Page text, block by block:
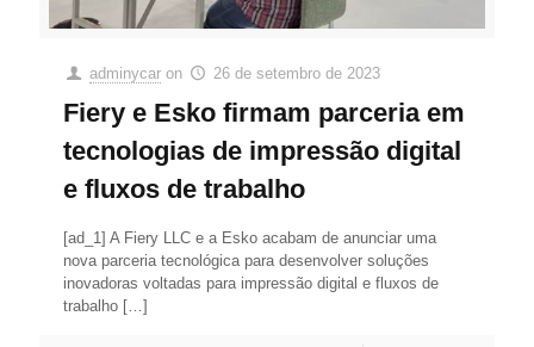
adminycar on 26 de setembro de 2023
Fiery e Esko firmam parceria em
tecnologias de impressão digital
e fluxos de trabalho
[ad_1] A Fiery LLC e a Esko acabam de anunciar uma
nova parceria tecnológica para desenvolver soluções
inovadoras voltadas para impressão digital e fluxos de
trabalho […]